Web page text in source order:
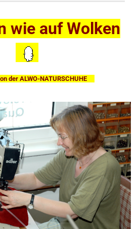
wie auf Wolken
der ALWO-NATURSCHUHE